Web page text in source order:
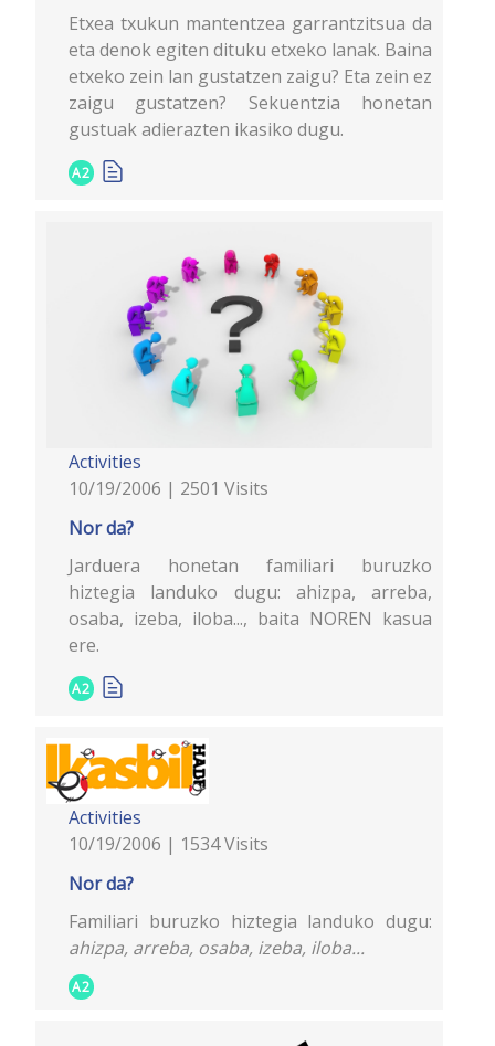
Etxea txukun mantentzea garrantzitsua da
eta denok egiten dituku etxeko lanak. Baina
etxeko zein lan gustatzen zaigu? Eta zein ez
zaigu gustatzen? Sekuentzia honetan
gustuak adierazten ikasiko dugu.
A2
Activities
10/19/2006 | 2501 Visits
Nor da?
Jarduera honetan familiari buruzko
hiztegia landuko dugu: ahizpa, arreba,
osaba, izeba, iloba..., baita NOREN kasua
ere.
A2
Activities
10/19/2006 | 1534 Visits
Nor da?
Familiari buruzko hiztegia landuko dugu:
ahizpa, arreba, osaba, izeba, iloba...
A2